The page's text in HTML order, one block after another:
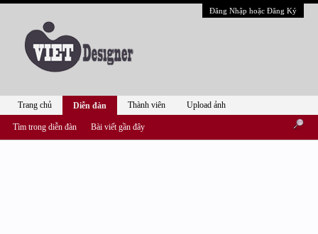
Đăng Nhập hoặc Đăng Ký
Trang chủ Diễn đàn
Tìm trong diễn đàn Bài viết gần đây
Thành viên Upload ảnh